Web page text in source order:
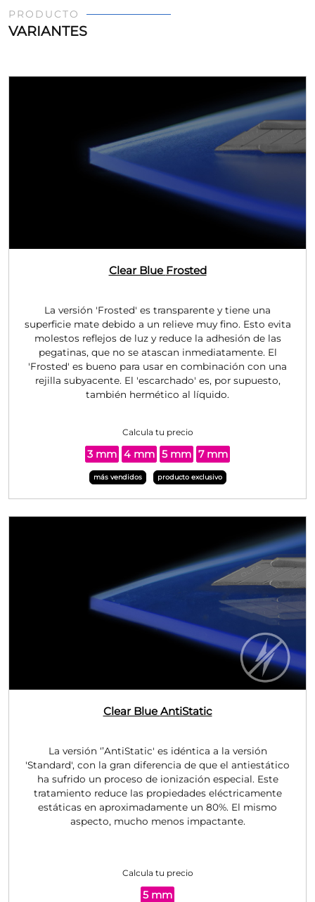
PRODUCTO
VARIANTES
Clear Blue Frosted
La versión 'Frosted' es transparente y tiene una
superficie mate debido a un relieve muy fino. Esto evita
molestos reflejos de luz y reduce la adhesión de las
pegatinas, que no se atascan inmediatamente. El
'Frosted' es bueno para usar en combinación con una
rejilla subyacente. El 'escarchado' es, por supuesto,
también hermético al líquido.
Calcula tu precio
3 mm 4 mm 5 mm 7 mm
más vendidos producto exclusivo
Clear Blue AntiStatic
La versión ‘’AntiStatic' es idéntica a la versión
'Standard', con la gran diferencia de que el antiestático
ha sufrido un proceso de ionización especial. Este
tratamiento reduce las propiedades eléctricamente
estáticas en aproximadamente un 80%. El mismo
aspecto, mucho menos impactante.
Calcula tu precio
5 mm